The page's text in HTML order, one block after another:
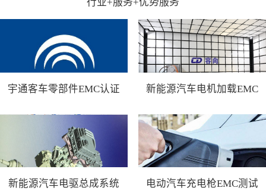
宇通客车零部件EMC认证
新能源汽车电机加载EMC
新能源汽车电驱总成系统
电动汽车充电枪EMC测试